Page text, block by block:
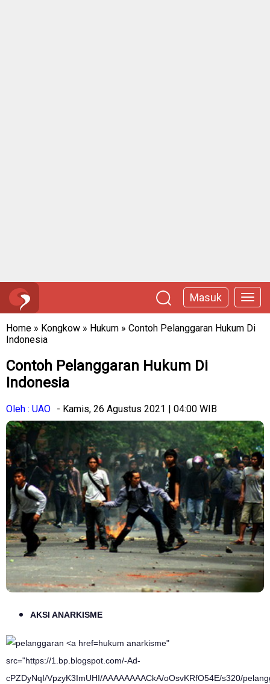
Masuk
Home » Kongkow » Hukum » Contoh Pelanggaran Hukum Di
Indonesia
Contoh Pelanggaran Hukum Di
Indonesia
Oleh : UAO - Kamis, 26 Agustus 2021 | 04:00 WIB
AKSI ANARKISME
hukum anarkisme"
src="https://1.bp.blogspot.com/-Ad-
cPZDyNqI/VpzyK3ImUHI/AAAAAAAACkA/oOsvKRfO54E/s320/